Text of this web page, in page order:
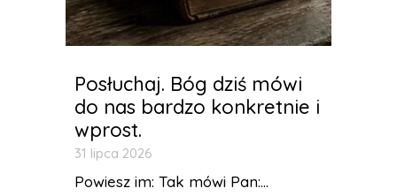
Posłuchaj. Bóg dziś mówi
do nas bardzo konkretnie i
wprost.
31 lipca 2026
Powiesz im: Tak mówi Pan:...